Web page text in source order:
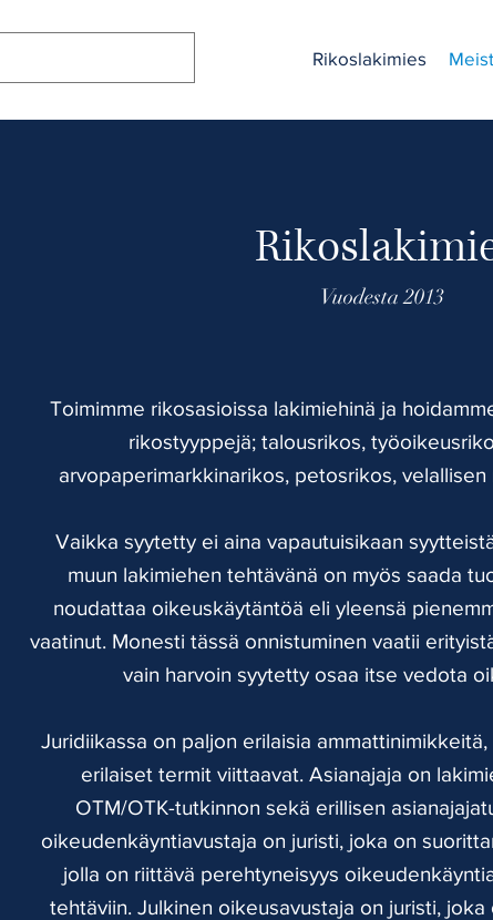
Rikoslakimies
Vuodesta 2013
Toimimme rikosasioissa lakimiehinä ja
rikostyyppejä; talousrikos,
arvopaperimarkkinarikos, petosrikos,
Vaikka syytetty ei aina vapautuisikaan
muun lakimiehen tehtävänä on myös saada
noudattaa oikeuskäytäntöä eli yleensä
vaatinut. Monesti tässä onnistuminen vaatii
vain harvoin syytetty osaa itse vedota
Juridiikassa on paljon erilaisia
erilaiset termit viittaavat. Asianajaja on
OTM/OTK-tutkinnon sekä erillisen
oikeudenkäyntiavustaja on juristi, joka on
jolla on riittävä perehtyneisyys
tehtäviin. Julkinen oikeusavustaja on juristi,